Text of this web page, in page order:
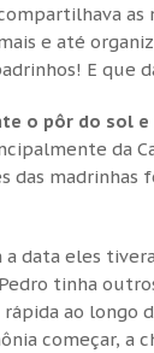
as
e até
E que
o pôr do sol
da
das madrinhas
a data eles
tinha
ao longo
começar, a